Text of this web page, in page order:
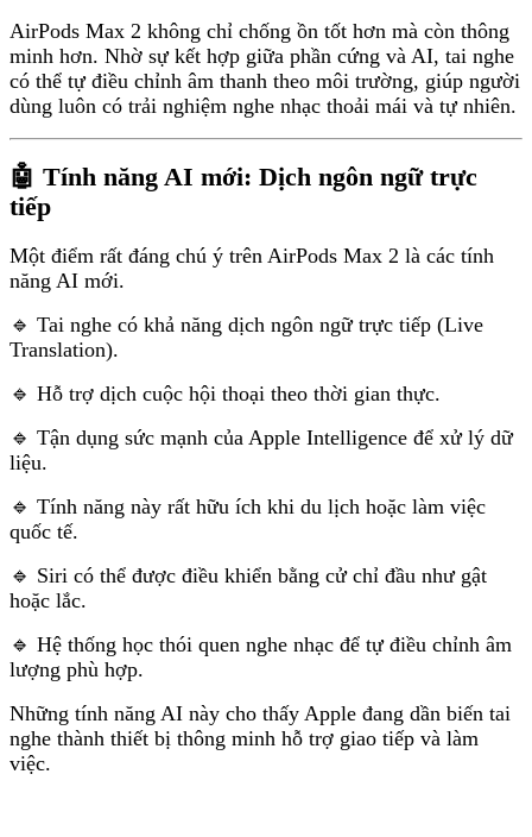
AirPods Max 2 không chỉ chống ồn tốt hơn mà còn thông
minh hơn. Nhờ sự kết hợp giữa phần cứng và AI, tai nghe
có thể tự điều chỉnh âm thanh theo môi trường, giúp người
dùng luôn có trải nghiệm nghe nhạc thoải mái và tự nhiên.
🤖 Tính năng AI mới: Dịch ngôn ngữ trực
tiếp
Một điểm rất đáng chú ý trên AirPods Max 2 là các tính
năng AI mới.
🔹 Tai nghe có khả năng dịch ngôn ngữ trực tiếp (Live
Translation).
🔹 Hỗ trợ dịch cuộc hội thoại theo thời gian thực.
🔹 Tận dụng sức mạnh của Apple Intelligence để xử lý dữ
liệu.
🔹 Tính năng này rất hữu ích khi du lịch hoặc làm việc
quốc tế.
🔹 Siri có thể được điều khiển bằng cử chỉ đầu như gật
hoặc lắc.
🔹 Hệ thống học thói quen nghe nhạc để tự điều chỉnh âm
lượng phù hợp.
Những tính năng AI này cho thấy Apple đang dần biến tai
nghe thành thiết bị thông minh hỗ trợ giao tiếp và làm
việc.